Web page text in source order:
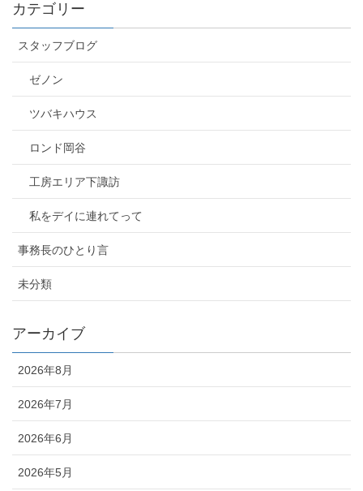
カテゴリー
スタッフブログ
ゼノン
ツバキハウス
ロンド岡谷
工房エリア下諏訪
私をデイに連れてって
事務長のひとり言
未分類
アーカイブ
2026年8月
2026年7月
2026年6月
2026年5月